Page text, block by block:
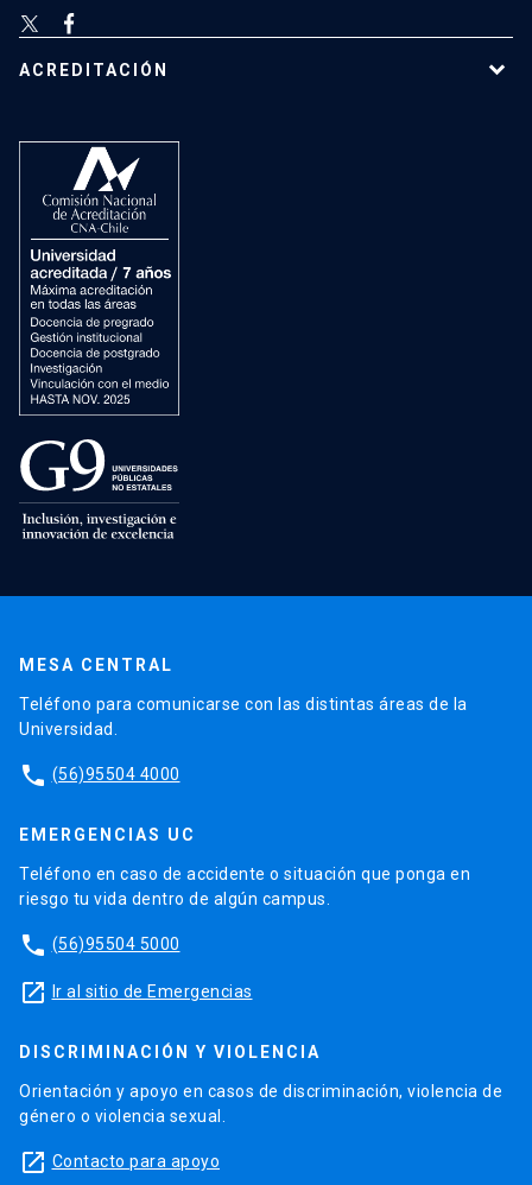
ACREDITACIÓN
MESA CENTRAL
Teléfono para comunicarse con las distintas áreas de la
Universidad.
phone (56)95504 4000
EMERGENCIAS UC
Teléfono en caso de accidente o situación que ponga en
riesgo tu vida dentro de algún campus.
phone (56)95504 5000
launch Ir al sitio de Emergencias
DISCRIMINACIÓN Y VIOLENCIA
Orientación y apoyo en casos de discriminación, violencia de
género o violencia sexual.
launch Contacto para apoyo